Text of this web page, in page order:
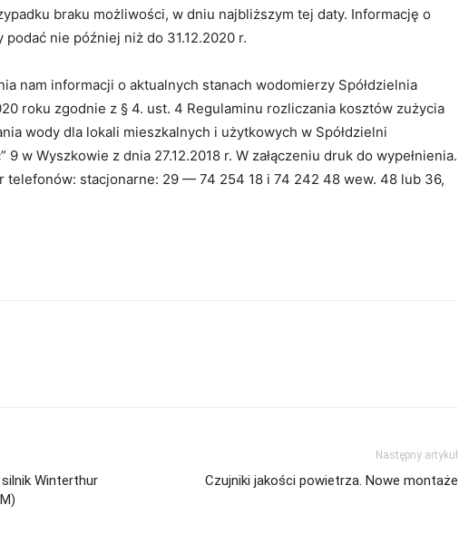
braku możliwości, w dniu najbliższym tej daty. Informację o
nie później niż do 31.12.2020 r.
nam informacji o aktualnych stanach wodomierzy Spółdzielnia
roku zgodnie z § 4. ust. 4 Regulaminu rozliczania kosztów zużycia
wody dla lokali mieszkalnych i użytkowych w Spółdzielni
9 w Wyszkowie z dnia 27.12.2018 r. W załączeniu druk do wypełnienia.
telefonów: stacjonarne: 29 — 74 254 18 i 74 242 48 wew. 48 lub 36,
Winterthur
Następny artykuł
Czujniki jakości powietrza. Nowe montaże